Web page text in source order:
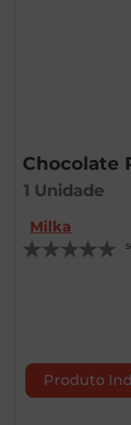
Chocolate
1 Unidade
Milka
Produto